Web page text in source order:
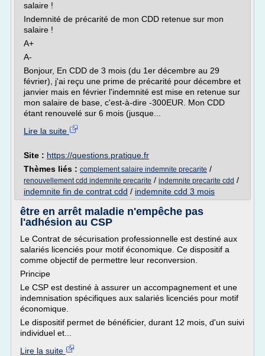
salaire !
Indemnité de précarité de mon CDD retenue sur mon
salaire !
A+
A-
Bonjour, En CDD de 3 mois (du 1er décembre au 29
février), j'ai reçu une prime de précarité pour décembre et
janvier mais en février l'indemnité est mise en retenue sur
mon salaire de base, c'est-à-dire -300EUR. Mon CDD
étant renouvelé sur 6 mois (jusque...
Lire la suite
Site : https://questions.pratique.fr
Thèmes liés : complement salaire indemnite precarite /
renouvellement cdd indemnite precarite / indemnite precarite cdd /
indemnite fin de contrat cdd / indemnite cdd 3 mois
être en arrêt maladie n'empêche pas
l'adhésion au CSP
Le Contrat de sécurisation professionnelle est destiné aux
salariés licenciés pour motif économique. Ce dispositif a
comme objectif de permettre leur reconversion.
Principe
Le CSP est destiné à assurer un accompagnement et une
indemnisation spécifiques aux salariés licenciés pour motif
économique.
Le dispositif permet de bénéficier, durant 12 mois, d'un suivi
individuel et...
Lire la suite